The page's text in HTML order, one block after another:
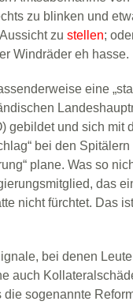
zu blinken und
zu stellen;
Windräder eh hasse.
eine
gebildet und sich mit
bei den
plane. Was so
das
nicht fürchtet. Das
bei denen
auch
die sogenannte